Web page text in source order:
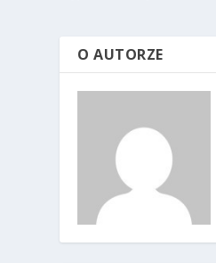
O AUTORZE